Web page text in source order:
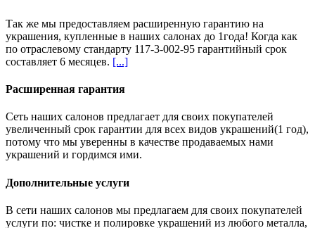
Так же мы предоставляем расширенную гарантию на
украшения, купленные в наших салонах до 1года! Когда как
по отраслевому стандарту 117-3-002-95 гарантийный срок
составляет 6 месяцев. [...]
Расширенная гарантия
Сеть наших салонов предлагает для своих покупателей
увеличенный срок гарантии для всех видов украшений(1 год),
потому что мы уверенны в качестве продаваемых нами
украшений и гордимся ими.
Дополнительные услуги
В сети наших салонов мы предлагаем для своих покупателей
услуги по: чистке и полировке украшений из любого металла,